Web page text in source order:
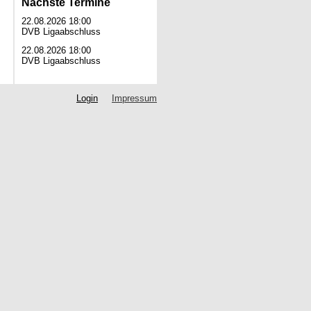
Nächste Termine
22.08.2026 18:00
DVB Ligaabschluss
22.08.2026 18:00
DVB Ligaabschluss
Login Impressum